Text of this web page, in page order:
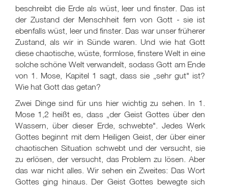
beschreibt die Erde als wüst, leer und finster. Das ist
der Zustand der Menschheit fern von Gott - sie ist
ebenfalls wüst, leer und finster. Das war unser früherer
Zustand, als wir in Sünde waren. Und wie hat Gott
diese chaotische, wüste, formlose, finstere Welt in eine
solche schöne Welt verwandelt, sodass Gott am Ende
von 1. Mose, Kapitel 1 sagt, dass sie „sehr gut" ist?
Wie hat Gott das getan?
Zwei Dinge sind für uns hier wichtig zu sehen. In 1.
Mose 1,2 heißt es, dass „der Geist Gottes über den
Wassern, über dieser Erde, schwebte". Jedes Werk
Gottes beginnt mit dem Heiligen Geist, der über einer
chaotischen Situation schwebt und der versucht, sie
zu erlösen, der versucht, das Problem zu lösen. Aber
das war nicht alles. Wir sehen ein Zweites: Das Wort
Gottes ging hinaus. Der Geist Gottes bewegte sich